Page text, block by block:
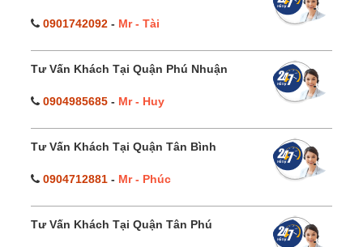
0901742092 - Mr - Tài
Tư Vấn Khách Tại Quận Phú Nhuận
0904985685 - Mr - Huy
Tư Vấn Khách Tại Quận Tân Bình
0904712881 - Mr - Phúc
Tư Vấn Khách Tại Quận Tân Phú